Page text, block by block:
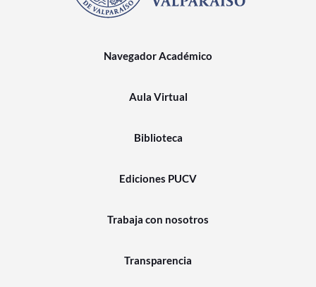
Navegador Académico
Aula Virtual
Biblioteca
Ediciones PUCV
Trabaja con nosotros
Transparencia